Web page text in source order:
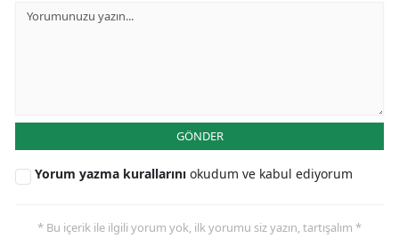
Ardahan
Iğdır
Karabük
GÖNDER
Yorum yazma kurallarını okudum ve kabul ediyorum
* Bu içerik ile ilgili yorum yok, ilk yorumu siz yazın, tartışalım *